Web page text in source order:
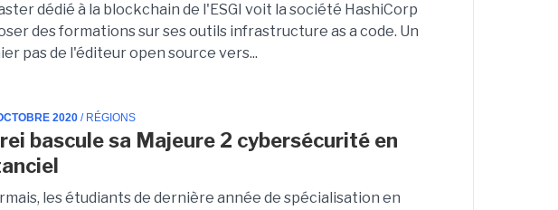
dédié à la blockchain de l'ESGI voit la société HashiCorp
des formations sur ses outils infrastructure as a code. Un
pas de l'éditeur open source vers...
2020 / RÉGIONS
bascule sa Majeure 2 cybersécurité en
les étudiants de dernière année de spécialisation en